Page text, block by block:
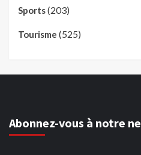
Sports(203)
Tourisme (525)
Abonnez-vous à notre